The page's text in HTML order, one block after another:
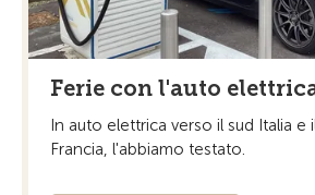
Ferie con l'auto
In auto elettrica verso il sud Italia e
Francia, l'abbiamo testato.